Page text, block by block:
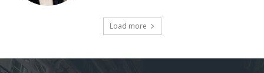
Load more